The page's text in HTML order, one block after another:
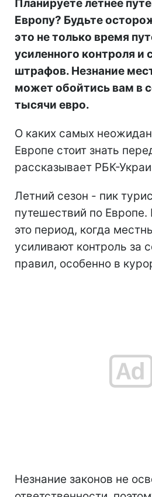
Планируете летнее
Европу? Будьте
это не только время
усиленного контроля и
штрафов. Незнание
может обойтись вам в
тысячи евро.
О каких самых
Европе стоит знать
рассказывает РБК-
Летний сезон - пик
путешествий по
это период, когда
усиливают контроль за
правил, особенно в
Незнание законов не